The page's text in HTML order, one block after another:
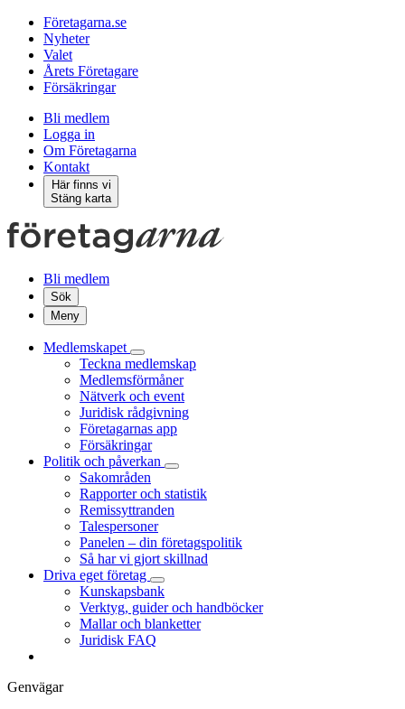
Företagarna.se
Nyheter
Valet
Årets Företagare
Försäkringar
Bli medlem
Logga in
Om Företagarna
Kontakt
Här finns vi
Stäng karta
Bli medlem
Sök
Meny
Medlemskapet
Teckna medlemskap
Medlemsförmåner
Nätverk och event
Juridisk rådgivning
Företagarnas app
Försäkringar
Politik och påverkan
Sakområden
Rapporter och statistik
Remissyttranden
Talespersoner
Panelen – din företagspolitik
Så har vi gjort skillnad
Driva eget företag
Kunskapsbank
Verktyg, guider och handböcker
Mallar och blanketter
Juridisk FAQ
Genvägar